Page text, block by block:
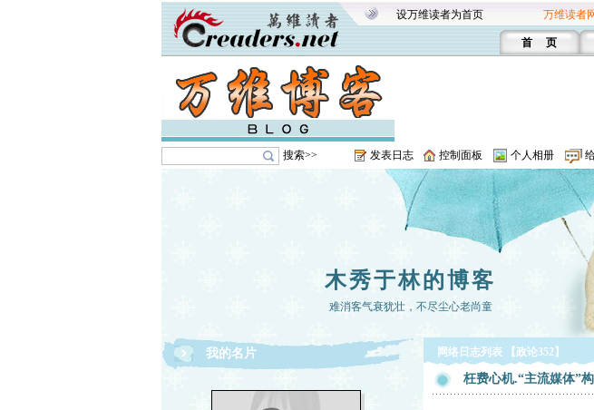
设万维读者为首页 万维读者
首 页
搜索>> 发表日志 控制面板 个人相册
木秀于林的博客
难消客气衰犹壮，不尽尘心老尚童
我的名片 网络日志列表 【政论352】
枉费心机.“主流媒体”